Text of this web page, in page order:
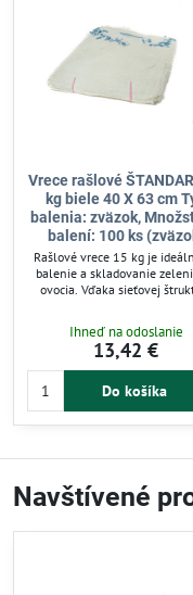
Vrece rašlové
kg biele 40 X 63 cm
balenia: zväzok,
balení: 100 ks
Rašlové vrece 15 kg je
balenie a skladovanie
ovocia. Vďaka sieťovej
Vyrobené z pevného,
nezávadného
ponúka ľahké a pevné
prepravu úrody. Vrece má
Ihneď na odoslanie
13,42 €
Do košíka
Navštívené